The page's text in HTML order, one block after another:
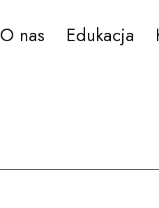
O nas Edukacja